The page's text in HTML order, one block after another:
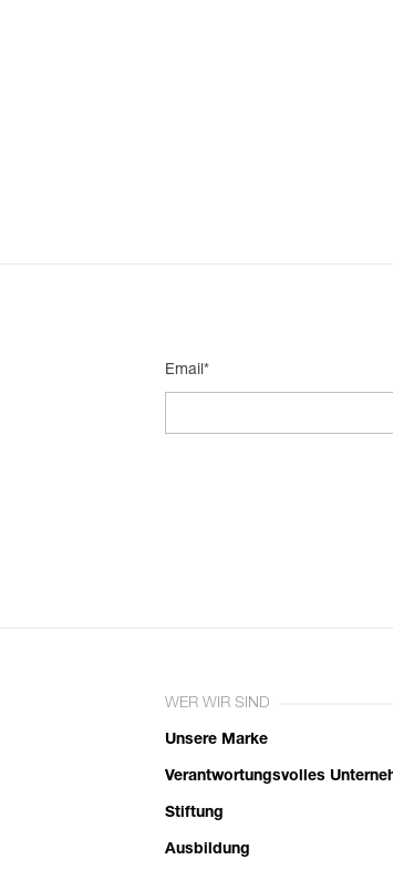
Email*
WER WIR SIND
Unsere Marke
Verantwortungsvolles
Stiftung
Ausbildung